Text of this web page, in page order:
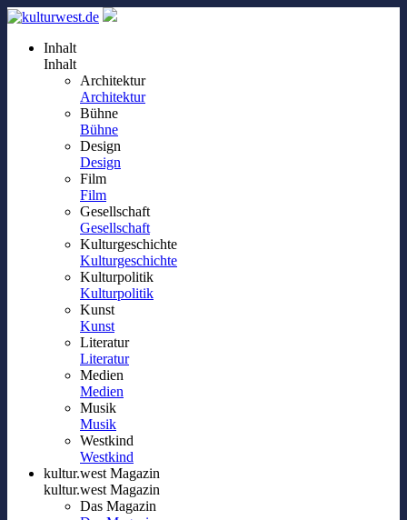
Inhalt
Inhalt
Architektur
Architektur
Bühne
Bühne
Design
Design
Film
Film
Gesellschaft
Gesellschaft
Kulturgeschichte
Kulturgeschichte
Kulturpolitik
Kulturpolitik
Kunst
Kunst
Literatur
Literatur
Medien
Medien
Musik
Musik
Westkind
Westkind
kultur.west Magazin
kultur.west Magazin
Das Magazin